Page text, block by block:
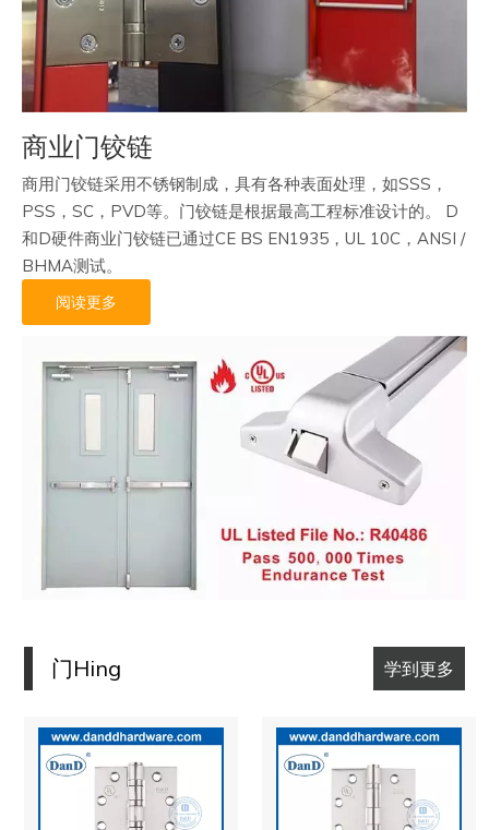
商业门铰链
商用门铰链采用不锈钢制成，具有各种表面处理，如SSS，
PSS，SC，PVD等。门铰链是根据最高工程标准设计的。 D
和D硬件商业门铰链已通过CE BS EN1935，UL 10C，ANSI /
BHMA测试。
商用灭火硬件
和D硬件灭火硬件已通过UL列出的10 C防火等级和ANSI
A156.3级测试。适用于火灾额定门，逸出的门和紧急出口